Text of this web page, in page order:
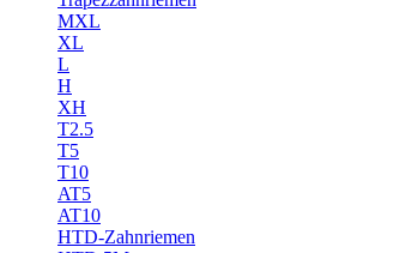
MXL
XL
L
H
XH
T2.5
T5
T10
AT5
AT10
HTD-Zahnriemen